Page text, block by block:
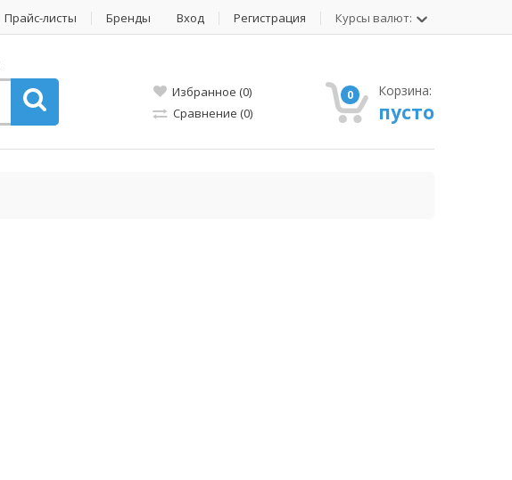
Прайс-листы Бренды Вход Регистрация Курсы валют:
Избранное (0)
Сравнение (0)
0 Корзина:
пусто